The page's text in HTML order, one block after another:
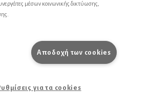
ΟΡΟΙ ΧΡΗΣΗΣ
μέσων κοινωνικής δικτύωσης,
Αποδοχή των cookies
για τα cookies